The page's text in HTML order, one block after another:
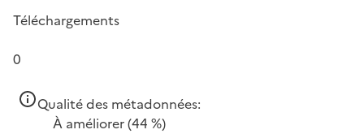
Téléchargements
0
Qualité des métadonnées:
À améliorer(44 %)